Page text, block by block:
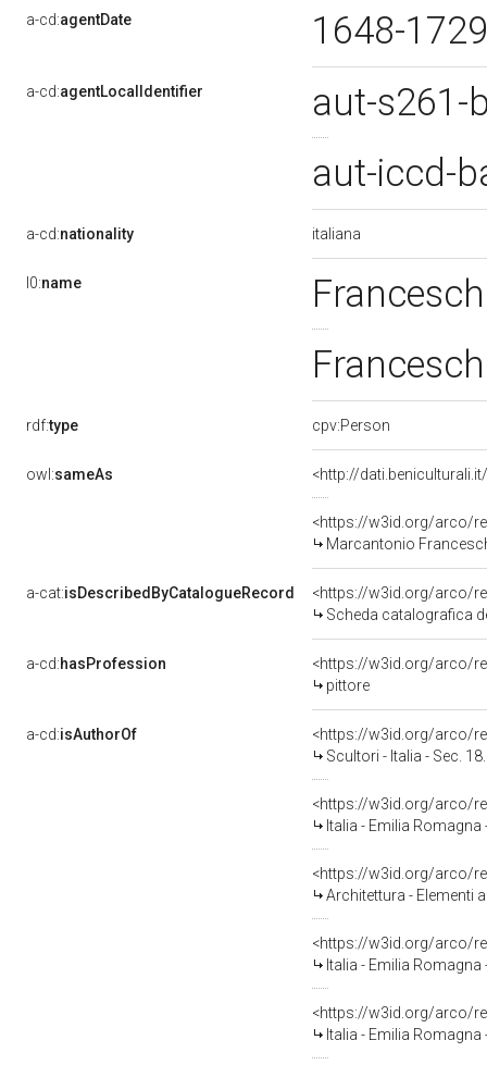
a-cd:agentDate 1648-
a-cd:agentLocalIdentifier
aut-s261-
aut-iccd-
a-cd:nationality italiana
l0:name
rdf:type cpv:Person
owl:sameAs <http://
<https://w3id.org/arco/
Marcantonio
a-cat:isDescribedByCatalogueRecord
<https://w3id.org/arco/
Scheda catalografica
a-cd:hasProfession
<https://w3id.org/arco/
pittore
a-cd:isAuthorOf
<https://w3id.org/arco/
Scultori - Italia - Sec. 18. - Ambito bolognese -
<https://w3id.org/arco/
Italia - Emilia Romagna -
<https://w3id.org/arco/
Architettura - Elementi
<https://w3id.org/arco/
Italia - Emilia Romagna -
<https://w3id.org/arco/
Italia - Emilia Romagna -